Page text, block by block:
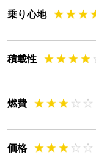
乗り心地
積載性
燃費
価格